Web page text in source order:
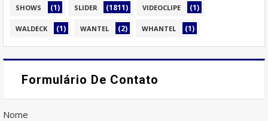
SHOWS (1) SLIDER (1811) VIDEOCLIPE (1)
WALDECK (1) WANTEL (2) WHANTEL (1)
Formulário De Contato
Nome